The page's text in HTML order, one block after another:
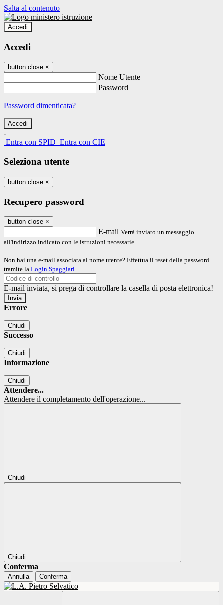
Salta al contenuto
Accedi
Accedi
button close ×
Nome Utente
Password
Password dimenticata?
-
Entra con SPID Entra con CIE
Seleziona utente
button close ×
Recupero password
button close ×
E-mail Verrà inviato un messaggio
all'indirizzo indicato con le istruzioni necessarie.
Non hai una e-mail associata al nome utente? Effettua il reset della password
tramite la Login Spaggiari
E-mail inviata, si prega di controllare la casella di posta elettronica!
Errore
Chiudi
Successo
Chiudi
Informazione
Chiudi
Attendere...
Attendere il completamento dell'operazione...
Chiudi
Chiudi
Conferma
Annulla Conferma